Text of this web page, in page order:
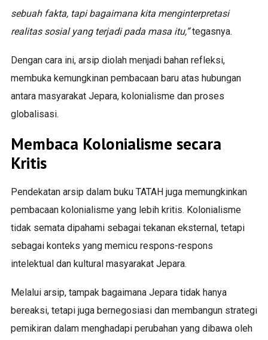
sebuah fakta, tapi bagaimana kita menginterpretasi
realitas sosial yang terjadi pada masa itu,”tegasnya.
Dengan cara ini, arsip diolah menjadi bahan refleksi,
membuka kemungkinan pembacaan baru atas hubungan
antara masyarakat Jepara, kolonialisme dan proses
globalisasi.
Membaca Kolonialisme secara
Kritis
Pendekatan arsip dalam buku TATAH juga memungkinkan
pembacaan kolonialisme yang lebih kritis. Kolonialisme
tidak semata dipahami sebagai tekanan eksternal, tetapi
sebagai konteks yang memicu respons-respons
intelektual dan kultural masyarakat Jepara.
Melalui arsip, tampak bagaimana Jepara tidak hanya
bereaksi, tetapi juga bernegosiasi dan membangun strategi
pemikiran dalam menghadapi perubahan yang dibawa oleh